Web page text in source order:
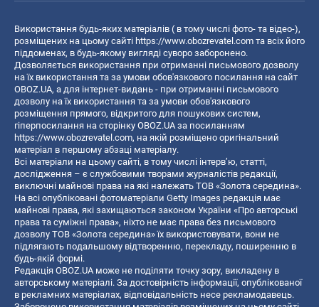
Використання будь-яких матеріалів ( в тому числі фото- та відео-),
розміщених на цьому сайті https://www.obozrevatel.com та всіх його
піддоменах, в будь-якому вигляді суворо заборонено.
Дозволяється використання при отриманні письмового дозволу
на їх використання та за умови обов'язкового посилання на сайт
OBOZ.UA, а для інтернет-видань - при отриманні письмового
дозволу на їх використання та за умови обов'язкового
розміщення прямого, відкритого для пошукових систем,
гіперпосилання на сторінку OBOZ.UA за посиланням
https://www.obozrevatel.com, на якій розміщено оригінальний
матеріал в першому абзаці матеріалу.
Всі матеріали на цьому сайті, в тому числі інтерв’ю, статті,
дослідження – є службовими творами журналістів редакції,
виключні майнові права на які належать ТОВ «Золота середина».
На всі опубліковані фотоматеріали Getty Images редакція має
майнові права, які захищаються законом України «Про авторські
права та суміжні права», ніхто не має права без письмового
дозволу ТОВ «Золота середина» їх використовувати, вони не
підлягають подальшому відтворенню, перекладу, поширенню в
будь-якій формі.
Редакція OBOZ.UA може не поділяти точку зору, викладену в
авторському матеріалі. За достовірність інформації, опублікованої
в рекламних матеріалах, відповідальність несе рекламодавець.